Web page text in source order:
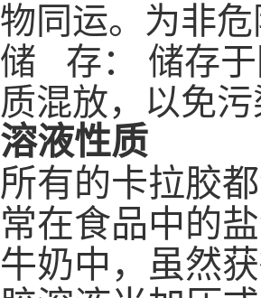
物同运。为非危
储 存： 储存于
质混放，以免
溶液性质
所有的卡拉胶
常在食品中的
牛奶中，虽然